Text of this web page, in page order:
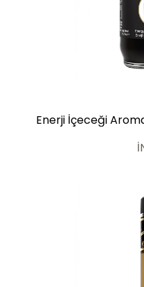
Enerji İçeceği